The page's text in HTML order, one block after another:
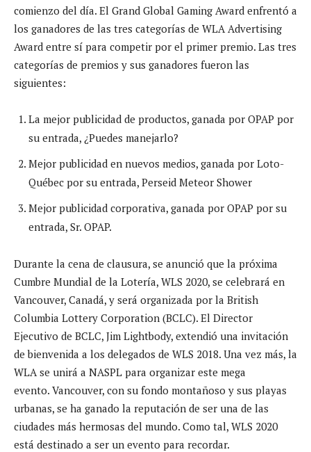
comienzo del día. El Grand Global Gaming Award enfrentó a
los ganadores de las tres categorías de WLA Advertising
Award entre sí para competir por el primer premio. Las tres
categorías de premios y sus ganadores fueron las
siguientes:
La mejor publicidad de productos, ganada por OPAP por
su entrada, ¿Puedes manejarlo?
Mejor publicidad en nuevos medios, ganada por Loto-
Québec por su entrada, Perseid Meteor Shower
Mejor publicidad corporativa, ganada por OPAP por su
entrada, Sr. OPAP.
Durante la cena de clausura, se anunció que la próxima
Cumbre Mundial de la Lotería, WLS 2020, se celebrará en
Vancouver, Canadá, y será organizada por la British
Columbia Lottery Corporation (BCLC). El Director
Ejecutivo de BCLC, Jim Lightbody, extendió una invitación
de bienvenida a los delegados de WLS 2018. Una vez más, la
WLA se unirá a NASPL para organizar este mega
evento. Vancouver, con su fondo montañoso y sus playas
urbanas, se ha ganado la reputación de ser una de las
ciudades más hermosas del mundo. Como tal, WLS 2020
está destinado a ser un evento para recordar.